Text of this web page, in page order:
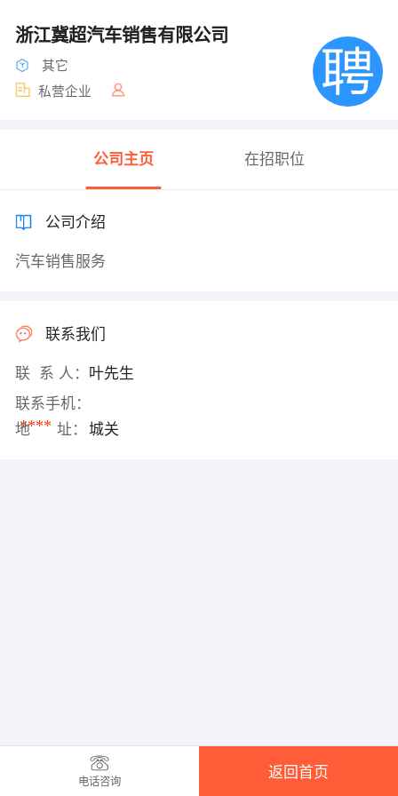
浙江冀超汽车销售有限公司
其它
私营企业
公司主页 在招职位
公司介绍
汽车销售服务
联系我们
联 系 人： 叶先生
联系手机：
****
地 址： 城关
电话咨询
返回首页